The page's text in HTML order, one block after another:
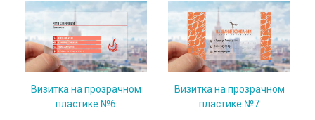
Визитка на прозрачном
пластике №6
Визитка на прозрачном
пластике №7